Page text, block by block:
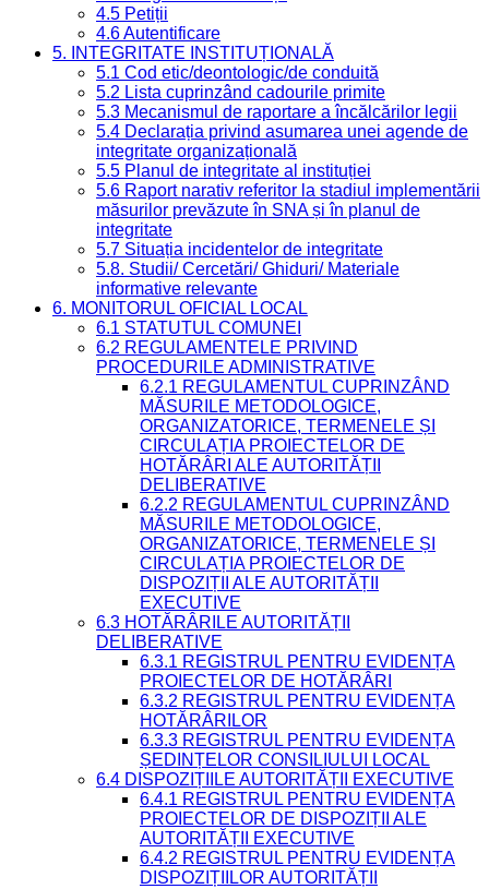
4.5 Petiții
4.6 Autentificare
5. INTEGRITATE INSTITUȚIONALĂ
5.1 Cod etic/deontologic/de conduită
5.2 Lista cuprinzând cadourile primite
5.3 Mecanismul de raportare a încălcărilor legii
5.4 Declarația privind asumarea unei agende de
integritate organizațională
5.5 Planul de integritate al instituției
5.6 Raport narativ referitor la stadiul implementării
măsurilor prevăzute în SNA și în planul de
integritate
5.7 Situația incidentelor de integritate
5.8. Studii/ Cercetări/ Ghiduri/ Materiale
informative relevante
6. MONITORUL OFICIAL LOCAL
6.1 STATUTUL COMUNEI
6.2 REGULAMENTELE PRIVIND
PROCEDURILE ADMINISTRATIVE
6.2.1 REGULAMENTUL CUPRINZÂND
MĂSURILE METODOLOGICE,
ORGANIZATORICE, TERMENELE ȘI
CIRCULAȚIA PROIECTELOR DE
HOTĂRÂRI ALE AUTORITĂȚII
DELIBERATIVE
6.2.2 REGULAMENTUL CUPRINZÂND
MĂSURILE METODOLOGICE,
ORGANIZATORICE, TERMENELE ȘI
CIRCULAȚIA PROIECTELOR DE
DISPOZIȚII ALE AUTORITĂȚII
EXECUTIVE
6.3 HOTĂRÂRILE AUTORITĂȚII
DELIBERATIVE
6.3.1 REGISTRUL PENTRU EVIDENȚA
PROIECTELOR DE HOTĂRÂRI
6.3.2 REGISTRUL PENTRU EVIDENȚA
HOTĂRÂRILOR
6.3.3 REGISTRUL PENTRU EVIDENȚA
ȘEDINȚELOR CONSILIULUI LOCAL
6.4 DISPOZIȚIILE AUTORITĂȚII EXECUTIVE
6.4.1 REGISTRUL PENTRU EVIDENȚA
PROIECTELOR DE DISPOZIȚII ALE
AUTORITĂȚII EXECUTIVE
6.4.2 REGISTRUL PENTRU EVIDENȚA
DISPOZIȚIILOR AUTORITĂȚII